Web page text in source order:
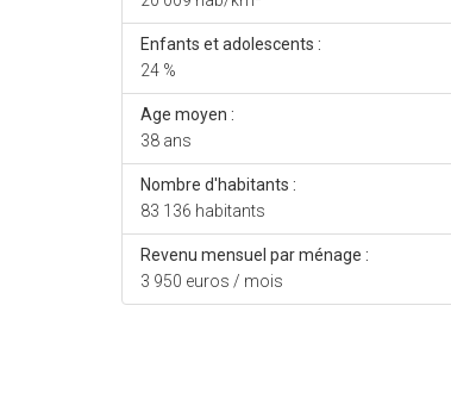
Enfants et adolescents :
24 %
Age moyen :
38 ans
Nombre d'habitants :
83 136 habitants
Revenu mensuel par ménage :
3 950 euros / mois